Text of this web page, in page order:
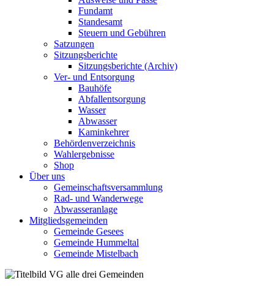
Fundamt
Standesamt
Steuern und Gebühren
Satzungen
Sitzungsberichte
Sitzungsberichte (Archiv)
Ver- und Entsorgung
Bauhöfe
Abfallentsorgung
Wasser
Abwasser
Kaminkehrer
Behördenverzeichnis
Wahlergebnisse
Shop
Über uns
Gemeinschaftsversammlung
Rad- und Wanderwege
Abwasseranlage
Mitgliedsgemeinden
Gemeinde Gesees
Gemeinde Hummeltal
Gemeinde Mistelbach